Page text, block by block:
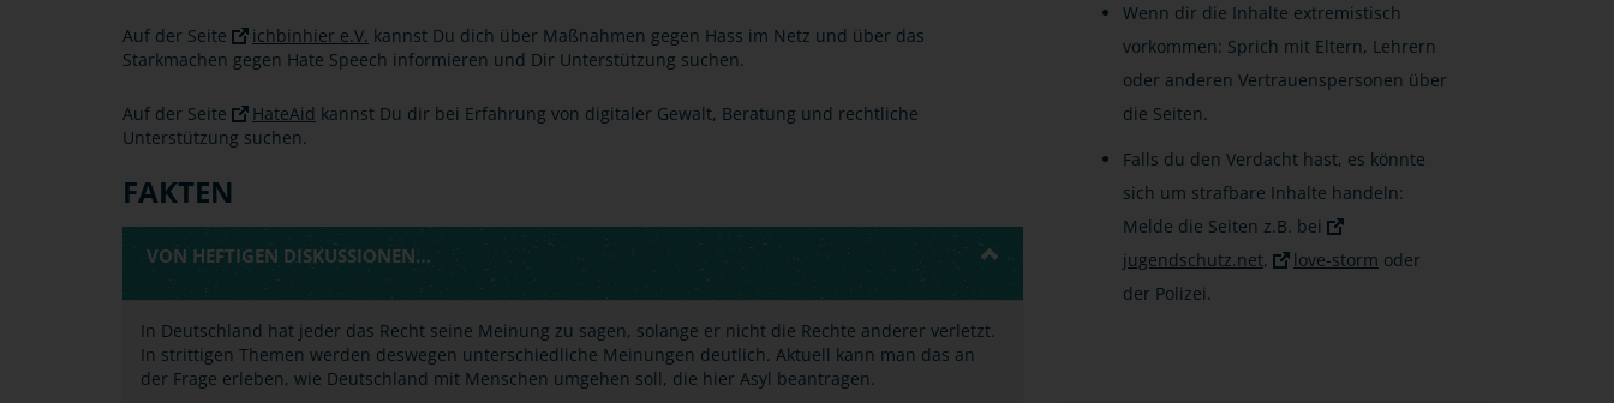
Auf der Seite ichbinhier e.V. kannst Du dich über Maßnahmen gegen Hass im Netz und über das
Starkmachen gegen Hate Speech informieren und Dir Unterstützung suchen.
Auf der Seite HateAid kannst Du dir bei Erfahrung von digitaler Gewalt, Beratung und rechtliche
Unterstützung suchen.
FAKTEN
VON HEFTIGEN DISKUSSIONEN…
In Deutschland hat jeder das Recht seine Meinung zu sagen, solange er nicht die Rechte anderer verletzt.
In strittigen Themen werden deswegen unterschiedliche Meinungen deutlich. Aktuell kann man das an
der Frage erleben, wie Deutschland mit Menschen umgehen soll, die hier Asyl beantragen.
Wenn dir die Inhalte extremistisch
vorkommen: Sprich mit Eltern, Lehrern
oder anderen Vertrauenspersonen über
die Seiten.
Falls du den Verdacht hast, es könnte
sich um strafbare Inhalte handeln:
Melde die Seiten z.B. bei
jugendschutz.net, love-storm oder
der Polizei.